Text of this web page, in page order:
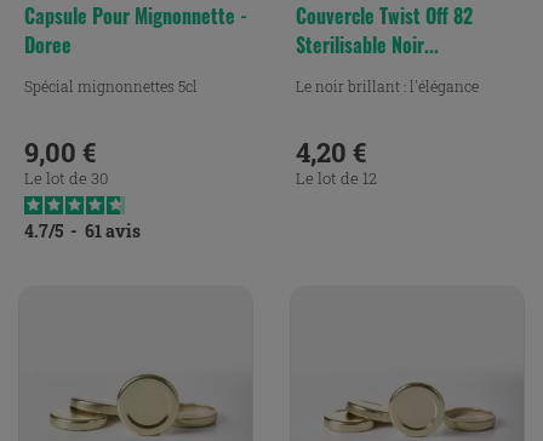
Capsule Pour Mignonnette -
Doree
Spécial mignonnettes 5cl
Prix
9,00 €
Le lot de 30
4.7/5 - 61avis
Couvercle Twist Off 82
Sterilisable Noir...
Le noir brillant : l'élégance
Prix
4,20 €
Le lot de 12